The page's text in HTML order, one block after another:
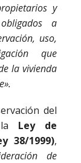
y
obligados
a
uso,
que
la vivienda
del
Ley de
38/1999),
de